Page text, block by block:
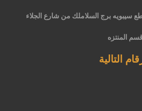
تقاطع سيبويه برج السلاملك من شارع الجلاء
المنتزه
التالية